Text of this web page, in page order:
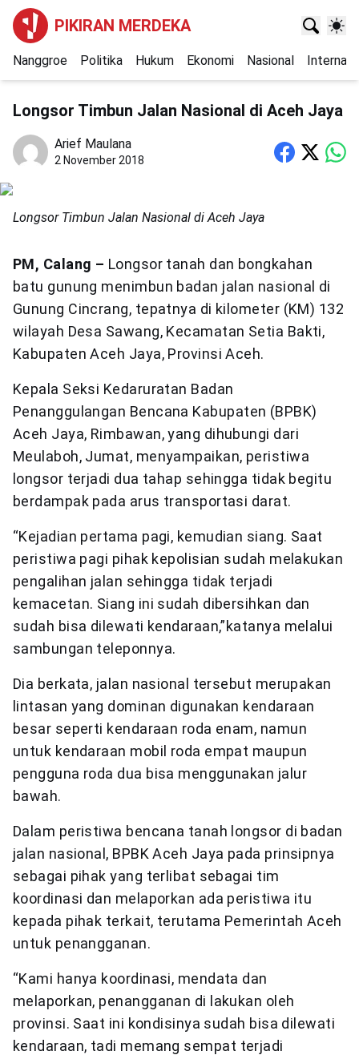
PIKIRAN MERDEKA
Nanggroe Politika Hukum Ekonomi Nasional
Longsor Timbun Jalan Nasional di Aceh Jaya
Arief Maulana
2 November 2018
Longsor Timbun Jalan Nasional di Aceh Jaya
PM, Calang – Longsor tanah dan bongkahan
batu gunung menimbun badan jalan nasional di
Gunung Cincrang, tepatnya di kilometer (KM) 132
wilayah Desa Sawang, Kecamatan Setia Bakti,
Kabupaten Aceh Jaya, Provinsi Aceh.
Kepala Seksi Kedaruratan Badan
Penanggulangan Bencana Kabupaten (BPBK)
Aceh Jaya, Rimbawan, yang dihubungi dari
Meulaboh, Jumat, menyampaikan, peristiwa
longsor terjadi dua tahap sehingga tidak begitu
berdampak pada arus transportasi darat.
“Kejadian pertama pagi, kemudian siang. Saat
peristiwa pagi pihak kepolisian sudah melakukan
pengalihan jalan sehingga tidak terjadi
kemacetan. Siang ini sudah dibersihkan dan
sudah bisa dilewati kendaraan,”katanya melalui
sambungan teleponnya.
Dia berkata, jalan nasional tersebut merupakan
lintasan yang dominan digunakan kendaraan
besar seperti kendaraan roda enam, namun
untuk kendaraan mobil roda empat maupun
pengguna roda dua bisa menggunakan jalur
bawah.
Dalam peristiwa bencana tanah longsor di badan
jalan nasional, BPBK Aceh Jaya pada prinsipnya
sebagai pihak yang terlibat sebagai tim
koordinasi dan melaporkan ada peristiwa itu
kepada pihak terkait, terutama Pemerintah Aceh
untuk penangganan.
“Kami hanya koordinasi, mendata dan
melaporkan, penangganan di lakukan oleh
provinsi. Saat ini kondisinya sudah bisa dilewati
kendaraan, tadi memang sempat terjadi